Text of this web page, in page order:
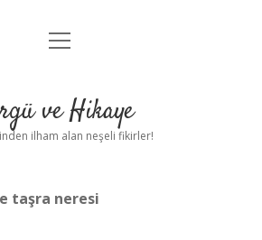
Anasayfa
Yasal Uyarı
menüyü
ve Hikaye
ilham alan neşeli fikirler!
taşra neresi